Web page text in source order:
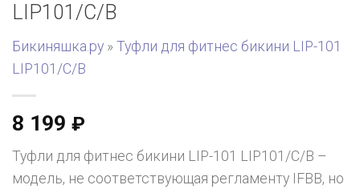
LIP101/C/B
Бикиняшка.ру » Туфли для фитнес бикини LIP-101
LIP101/C/B
8 199 ₽
Туфли для фитнес бикини LIP-101 LIP101/C/B –
модель, не соответствующая регламенту IFBB, но